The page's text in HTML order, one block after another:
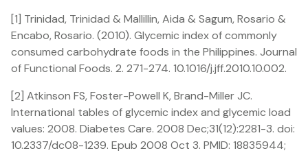
[1] Trinidad, Trinidad & Mallillin, Aida & Sagum, Rosario &
Encabo, Rosario. (2010). Glycemic index of commonly
consumed carbohydrate foods in the Philippines. Journal
of Functional Foods. 2. 271-274. 10.1016/j.jff.2010.10.002.
[2] Atkinson FS, Foster-Powell K, Brand-Miller JC.
International tables of glycemic index and glycemic load
values: 2008. Diabetes Care. 2008 Dec;31(12):2281-3. doi:
10.2337/dc08-1239. Epub 2008 Oct 3. PMID: 18835944;